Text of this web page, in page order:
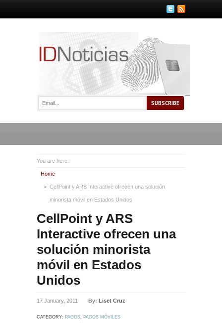
You are here:
Home
CellPoint y ARS Interactive ofrecen una solución
minorista móvil en Estados Unidos
CellPoint y ARS
Interactive ofrecen una
solución minorista
móvil en Estados
Unidos
17 January, 2011 By: Liset Cruz
CATEGORY: PAGOS, PAGOS MÓVILES